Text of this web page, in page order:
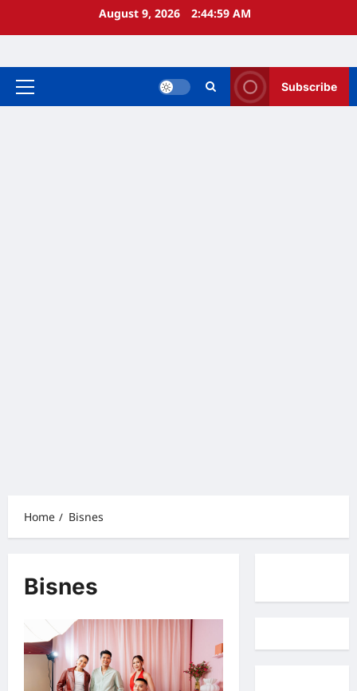
August 9, 2026 2:45:00 AM
Primary
Subscribe
Home Bisnes
Bisnes